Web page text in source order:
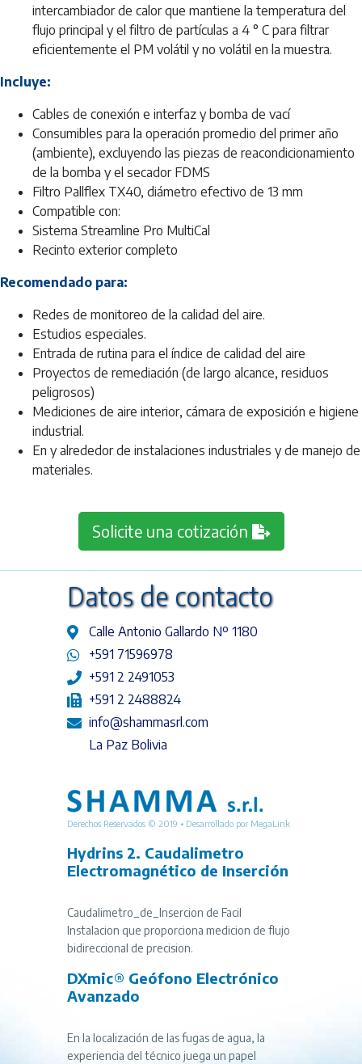
intercambiador de calor que mantiene la temperatura del
flujo principal y el filtro de partículas a 4 ° C para filtrar
eficientemente el PM volátil y no volátil en la muestra.
Incluye:
Cables de conexión e interfaz y bomba de vací
Consumibles para la operación promedio del primer año
(ambiente), excluyendo las piezas de reacondicionamiento
de la bomba y el secador FDMS
Filtro Pallflex TX40, diámetro efectivo de 13 mm
Compatible con:
Sistema Streamline Pro MultiCal
Recinto exterior completo
Recomendado para:
Redes de monitoreo de la calidad del aire.
Estudios especiales.
Entrada de rutina para el índice de calidad del aire
Proyectos de remediación (de largo alcance, residuos
peligrosos)
Mediciones de aire interior, cámara de exposición e higiene
industrial.
En y alrededor de instalaciones industriales y de manejo de
materiales.
Solicite una cotización
Datos de contacto
Calle Antonio Gallardo Nº 1180
+591 71596978
+591 2 2491053
+591 2 2488824
info@shammasrl.com
La Paz Bolivia
Derechos Reservados © 2019 • Desarrollado por MegaLink
Hydrins 2. Caudalimetro
Electromagnético de Inserción
Caudalimetro_de_Insercion de Facil
Instalacion que proporciona medicion de flujo
bidireccional de precision.
DXmic® Geófono Electrónico
Avanzado
En la localización de las fugas de agua, la
experiencia del técnico juega un papel